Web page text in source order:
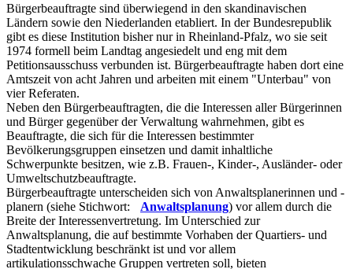
Bürgerbeauftragte sind überwiegend in den skandinavischen
Ländern sowie den Niederlanden etabliert. In der Bundesrepublik
gibt es diese Institution bisher nur in Rheinland-Pfalz, wo sie seit
1974 formell beim Landtag angesiedelt und eng mit dem
Petitionsausschuss verbunden ist. Bürgerbeauftragte haben dort eine
Amtszeit von acht Jahren und arbeiten mit einem "Unterbau" von
vier Referaten.
Neben den Bürgerbeauftragten, die die Interessen aller Bürgerinnen
und Bürger gegenüber der Verwaltung wahrnehmen, gibt es
Beauftragte, die sich für die Interessen bestimmter
Bevölkerungsgruppen einsetzen und damit inhaltliche
Schwerpunkte besitzen, wie z.B. Frauen-, Kinder-, Ausländer- oder
Umweltschutzbeauftragte.
Bürgerbeauftragte unterscheiden sich von Anwaltsplanerinnen und -
planern (siehe Stichwort:
Anwaltsplanung) vor allem durch die
Breite der Interessenvertretung. Im Unterschied zur
Anwaltsplanung, die auf bestimmte Vorhaben der Quartiers- und
Stadtentwicklung beschränkt ist und vor allem
artikulationsschwache Gruppen vertreten soll, bieten